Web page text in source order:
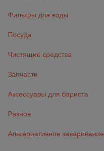
Фильтры для воды
Посуда
Чистящие средства
Запчасти
Аксессуары для бариста
Разное
Альтернативное заваривание